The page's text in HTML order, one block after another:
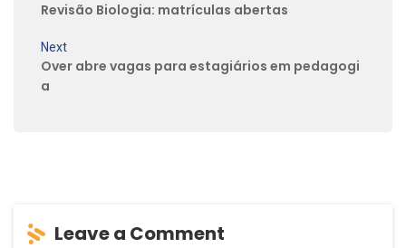
Revisão Biologia: matrículas abertas
Next
Over abre vagas para estagiários em pedagogi
a
Leave a Comment